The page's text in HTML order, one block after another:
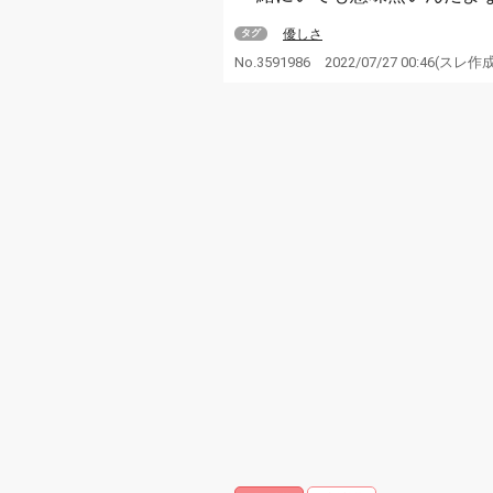
タグ 優しさ
No.3591986 2022/07/27 00:46(スレ作